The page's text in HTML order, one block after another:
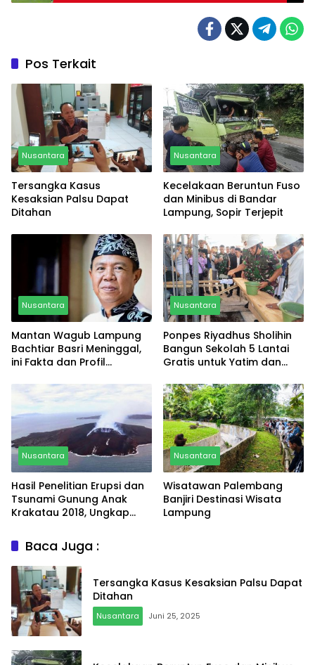
Pos Terkait
Nusantara
Tersangka Kasus
Kesaksian Palsu Dapat
Ditahan
Nusantara
Kecelakaan Beruntun Fuso
dan Minibus di Bandar
Lampung, Sopir Terjepit
Nusantara
Mantan Wagub Lampung
Bachtiar Basri Meninggal,
ini Fakta dan Profil
Nusantara
Ponpes Riyadhus Sholihin
Bangun Sekolah 5 Lantai
Gratis untuk Yatim dan
Lampung
Nusantara
Hasil Penelitian Erupsi dan
Tsunami Gunung Anak
Krakatau 2018, Ungkap
Nusantara
Wisatawan Palembang
Banjiri Destinasi Wisata
Lampung
Baca Juga :
Tersangka Kasus Kesaksian Palsu Dapat
Ditahan
Nusantara Juni 25, 2025